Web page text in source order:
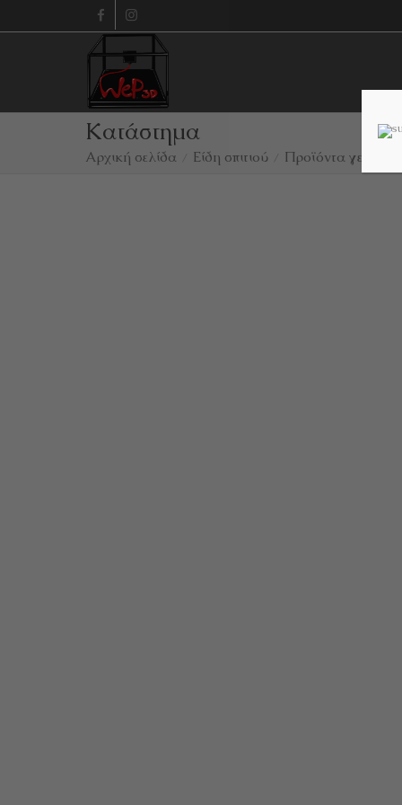
Κατάστημα
Αρχική σελίδα Είδη σπιτιού Προϊόντα